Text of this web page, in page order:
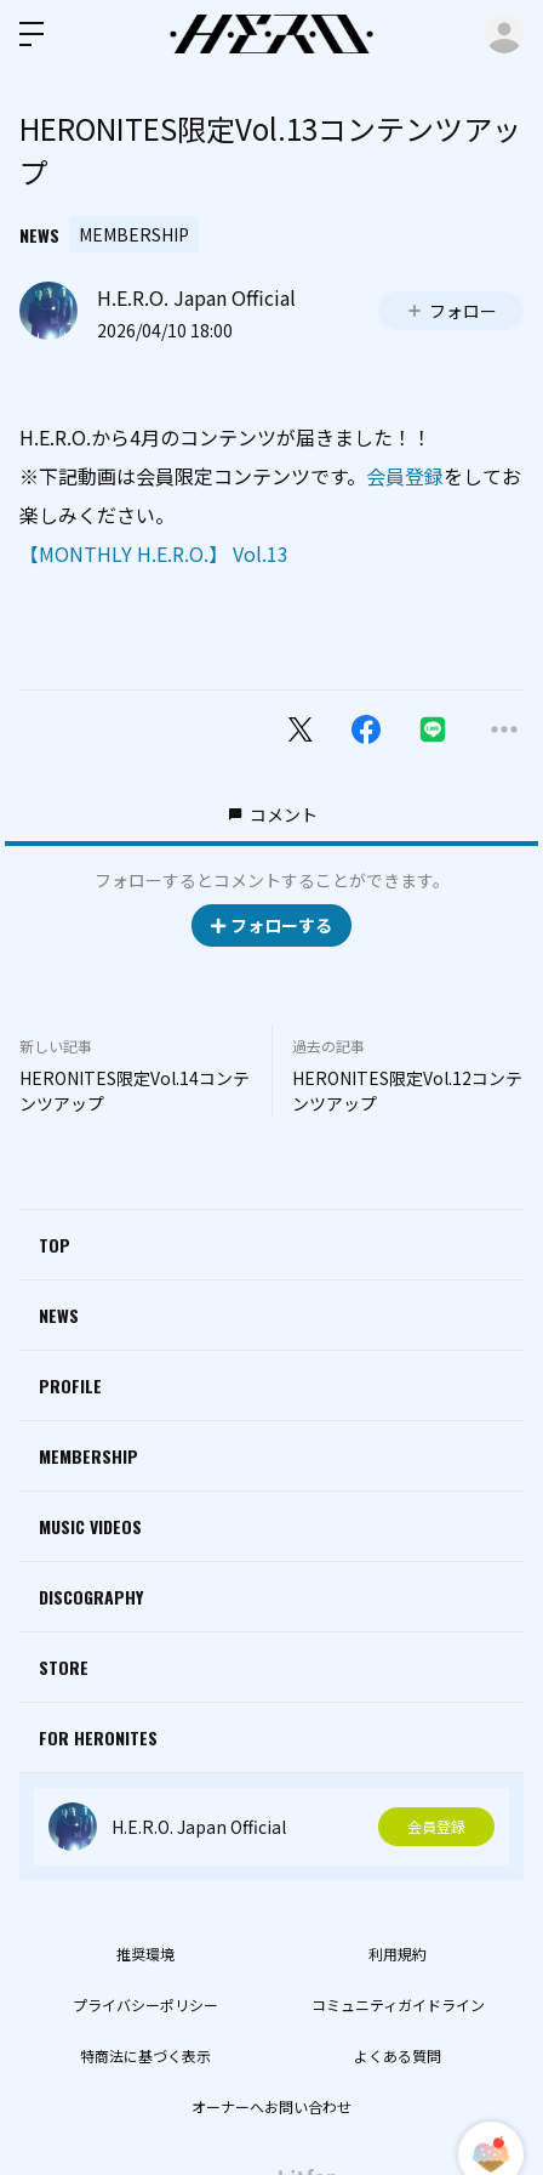
HERONITES限定Vol.13コンテンツアッ
プ
NEWS MEMBERSHIP
H.E.R.O. Japan Official
2026/04/10 18:00
フォロー
H.E.R.O.から4月のコンテンツが届きました！！
※下記動画は会員限定コンテンツです。 会員登録をしてお
楽しみください。
【MONTHLY H.E.R.O.】 Vol.13
コメント
フォローするとコメントすることができます。
フォローする
新しい記事
HERONITES限定Vol.14コンテ
ンツアップ
過去の記事
HERONITES限定Vol.12コンテ
ンツアップ
TOP
NEWS
PROFILE
MEMBERSHIP
MUSIC VIDEOS
DISCOGRAPHY
STORE
FOR HERONITES
H.E.R.O. Japan Official 会員登録
推奨環境 利用規約
プライバシーポリシー コミュニティガイドライン
特商法に基づく表示 よくある質問
オーナーへお問い合わせ